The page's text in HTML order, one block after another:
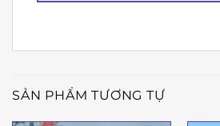
SẢN PHẨM TƯƠNG TỰ